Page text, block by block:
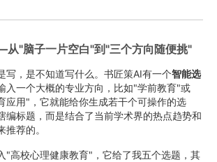
"脑子一片空白"到"三个方向随便挑"
写，是不知道写什么。书匠策AI有一个智能选
入一个大概的专业方向，比如"学前教育"或
应用"，它就能给你生成若干个可操作的选
编标题，而是结合了当前学术界的热点趋势和
荐的。
"高校心理健康教育"，它给了我五个选题，其